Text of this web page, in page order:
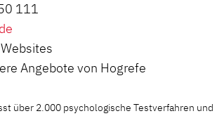
111
Angebote von Hogrefe
über 2.000 psychologische Testverfahren und